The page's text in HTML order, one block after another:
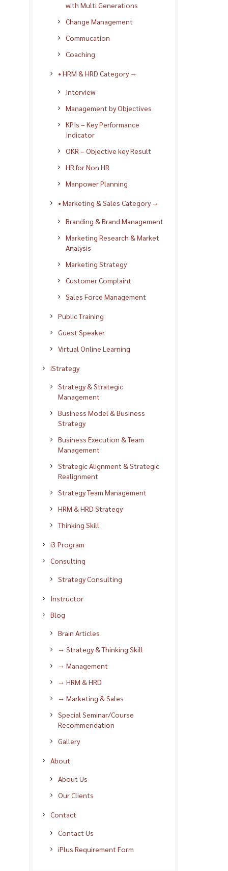
with Multi Generations
Change Management
Commucation
Coaching
• HRM & HRD Category →
Interview
Management by Objectives
KPIs – Key Performance
Indicator
OKR – Objective key Result
HR for Non HR
Manpower Planning
• Marketing & Sales Category →
Branding & Brand Management
Marketing Research & Market
Analysis
Marketing Strategy
Customer Complaint
Sales Force Management
Public Training
Guest Speaker
Virtual Online Learning
iStrategy
Strategy & Strategic
Management
Business Model & Business
Strategy
Business Execution & Team
Management
Strategic Alignment & Strategic
Realignment
Strategy Team Management
HRM & HRD Strategy
Thinking Skill
i3 Program
Consulting
Strategy Consulting
Instructor
Blog
Brain Articles
→ Strategy & Thinking Skill
→ Management
→ HRM & HRD
→ Marketing & Sales
Special Seminar/Course
Recommendation
Gallery
About
About Us
Our Clients
Contact
Contact Us
iPlus Requirement Form